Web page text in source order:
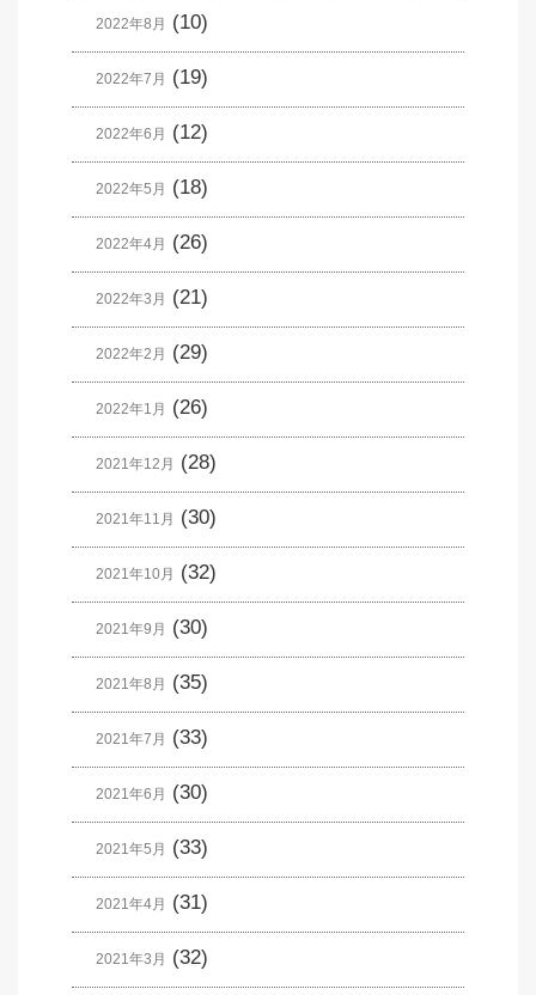
2022年8月 (10)
2022年7月 (19)
2022年6月 (12)
2022年5月 (18)
2022年4月 (26)
2022年3月 (21)
2022年2月 (29)
2022年1月 (26)
2021年12月 (28)
2021年11月 (30)
2021年10月 (32)
2021年9月 (30)
2021年8月 (35)
2021年7月 (33)
2021年6月 (30)
2021年5月 (33)
2021年4月 (31)
2021年3月 (32)